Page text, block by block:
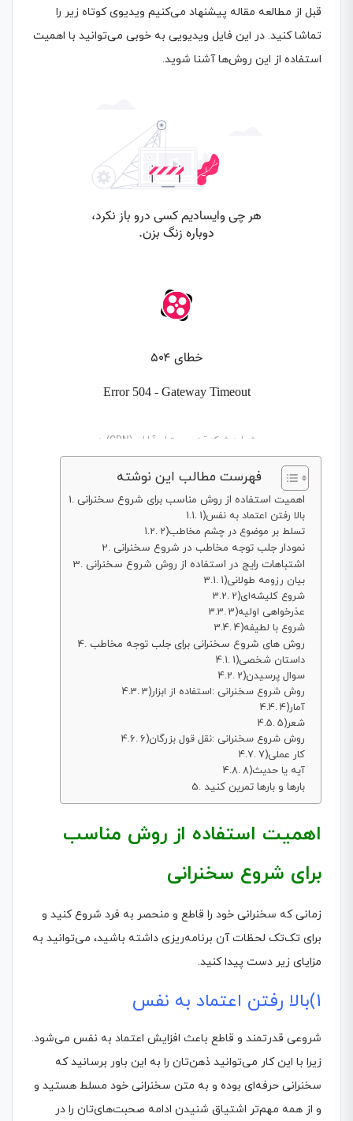
قبل از مطالعه مقاله پیشنهاد می‌کنیم ویدیوی کوتاه زیر را
تماشا کنید. در این فایل ویدیویی به خوبی می‌توانید با اهمیت
استفاده از این روش‌ها آشنا شوید.
فهرست مطالب این نوشته
اهمیت استفاده از روش مناسب برای شروع سخنرانی
1)بالا رفتن اعتماد به نفس
2)تسلط بر موضوع در چشم مخاطب
نمودار جلب توجه مخاطب در شروع سخنرانی
اشتباهات رایج در استفاده از روش شروع سخنرانی
1)بیان رزومه طولانی
2)شروع کلیشه‌ای
3)عذرخواهی اولیه
4)شروع با لطیفه
روش های شروع سخنرانی برای جلب توجه مخاطب
1)داستان شخصی
2)سوال پرسیدن
3)روش شروع سخنرانی :استفاده از ابزار
4)آمار
5)شعر
6)روش شروع سخنرانی :نقل قول بزرگان
7)کار عملی
8)آیه یا حدیث
بارها و بارها تمرین کنید
اهمیت استفاده از روش مناسب
برای شروع سخنرانی
زمانی که سخنرانی خود را قاطع و منحصر به فرد شروع کنید و
برای تک‌تک لحظات آن برنامه‌ریزی داشته باشید، می‌توانید به
مزایای زیر دست پیدا کنید.
1)بالا رفتن اعتماد به نفس
شروعی قدرتمند و قاطع باعث افزایش اعتماد به نفس می‌شود.
زیرا با این کار می‌توانید ذهن‌تان را به این باور برسانید که
سخنرانی حرفه‌ای بوده و به متن سخنرانی خود مسلط هستید و
و از همه مهم‌تر اشتیاق شنیدن ادامه صحبت‌های‌تان را در